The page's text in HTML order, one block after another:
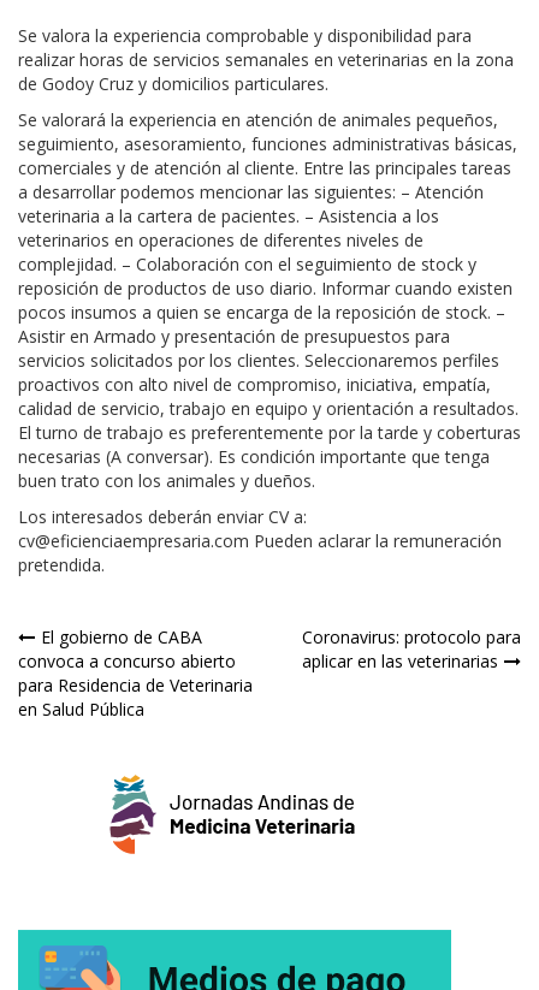
Se valora la experiencia comprobable y disponibilidad para
realizar horas de servicios semanales en veterinarias en la zona
de Godoy Cruz y domicilios particulares.
Se valorará la experiencia en atención de animales pequeños,
seguimiento, asesoramiento, funciones administrativas básicas,
comerciales y de atención al cliente. Entre las principales tareas
a desarrollar podemos mencionar las siguientes: – Atención
veterinaria a la cartera de pacientes. – Asistencia a los
veterinarios en operaciones de diferentes niveles de
complejidad. – Colaboración con el seguimiento de stock y
reposición de productos de uso diario. Informar cuando existen
pocos insumos a quien se encarga de la reposición de stock. –
Asistir en Armado y presentación de presupuestos para
servicios solicitados por los clientes. Seleccionaremos perfiles
proactivos con alto nivel de compromiso, iniciativa, empatía,
calidad de servicio, trabajo en equipo y orientación a resultados.
El turno de trabajo es preferentemente por la tarde y coberturas
necesarias (A conversar). Es condición importante que tenga
buen trato con los animales y dueños.
Los interesados deberán enviar CV a:
cv@eficienciaempresaria.com Pueden aclarar la remuneración
pretendida.
Navegación
de
entradas
El gobierno de CABA
convoca a concurso abierto
para Residencia de Veterinaria
en Salud Pública
Coronavirus: protocolo para
aplicar en las veterinarias